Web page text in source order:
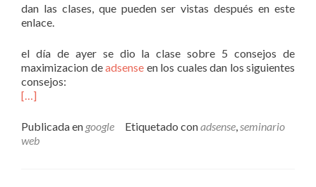
dan las clases, que pueden ser vistas después en este
enlace.
el día de ayer se dio la clase sobre 5 consejos de
maximizacion deadsense en los cuales dan los siguientes
consejos:
[…]
Publicada en google Etiquetado conadsense,seminario
web